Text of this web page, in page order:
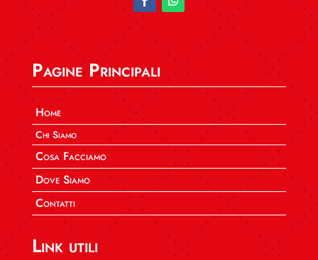
Pagine Principali
Home
Chi Siamo
Cosa Facciamo
Dove Siamo
Contatti
Link utili